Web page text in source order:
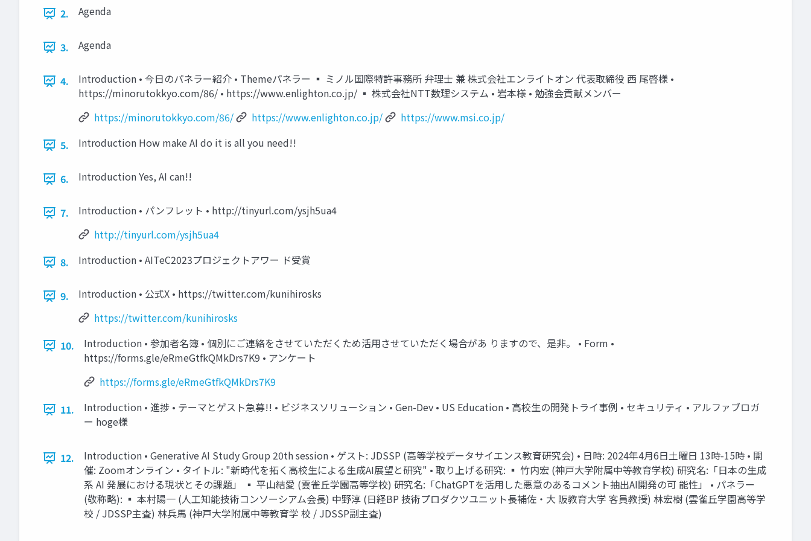
2. Agenda
3. Agenda
4.
Introduction • 今日のパネラー紹介 • Themeパネラー ▪ ミノル国際特許事務所 弁理士 兼 株式会社エンライトオン 代表取締役 西 尾啓様 •
https://minorutokkyo.com/86/ • https://www.enlighton.co.jp/ ▪ 株式会社NTT数理システム • 岩本様 • 勉強会貢献メンバー
https://minorutokkyo.com/86/
https://www.enlighton.co.jp/
https://www.msi.co.jp/
5.
Introduction How make AI do it is all you need!!
6. Introduction Yes, AI can!!
7.
Introduction • パンフレット • http://tinyurl.com/ysjh5ua4
http://tinyurl.com/ysjh5ua4
8.
Introduction • AITeC2023プロジェクトアワー ド受賞
9.
Introduction • 公式X • https://twitter.com/kunihirosks
https://twitter.com/kunihirosks
10.
Introduction • 参加者名簿 • 個別にご連絡をさせていただくため活用させていただく場合があ りますので、是非。 • Form •
https://forms.gle/eRmeGtfkQMkDrs7K9 • アンケート
https://forms.gle/eRmeGtfkQMkDrs7K9
11.
Introduction • 進捗 • テーマとゲスト急募!! • ビジネスソリューション • Gen-Dev • US Education • 高校生の開発トライ事例 • セキュリティ • アルファブロガ
ー hoge様
12.
Introduction • Generative AI Study Group 20th session • ゲスト: JDSSP (高等学校データサイエンス教育研究会) • 日時: 2024年4月6日土曜日 13時-15時 • 開
催: Zoomオンライン • タイトル: "新時代を拓く高校生による生成AI展望と研究" • 取り上げる研究: ▪ 竹内宏 (神戸大学附属中等教育学校) 研究名:「日本の生成
系 AI 発展における現状とその課題」 ▪ 平山結愛 (雲雀丘学園高等学校) 研究名:「ChatGPTを活用した悪意のあるコメント抽出AI開発の可 能性」 • パネラー
(敬称略): ▪ 本村陽一 (人工知能技術コンソーシアム会長) 中野淳 (日経BP 技術プロダクツユニット長補佐・大 阪教育大学 客員教授) 林宏樹 (雲雀丘学園高等学
校 / JDSSP主査) 林兵馬 (神戸大学附属中等教育学 校 / JDSSP副主査)